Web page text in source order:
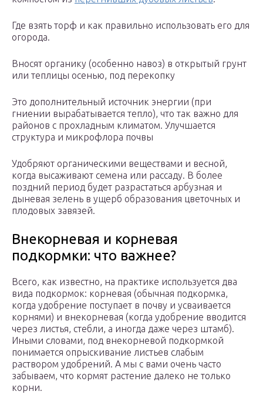
Где взять торф и как правильно использовать его для
огорода.
Вносят органику (особенно навоз) в открытый грунт
или теплицы осенью, под перекопку
Это дополнительный источник энергии (при
гниении вырабатывается тепло), что так важно для
районов с прохладным климатом. Улучшается
структура и микрофлора почвы
Удобряют органическими веществами и весной,
когда высаживают семена или рассаду. В более
поздний период будет разрастаться арбузная и
дыневая зелень в ущерб образования цветочных и
плодовых завязей.
Внекорневая и корневая
подкормки: что важнее?
Всего, как известно, на практике используется два
вида подкормок: корневая (обычная подкормка,
когда удобрение поступает в почву и усваивается
корнями) и внекорневая (когда удобрение вводится
через листья, стебли, а иногда даже через штамб).
Иными словами, под внекорневой подкормкой
понимается опрыскивание листьев слабым
раствором удобрений. А мы с вами очень часто
забываем, что кормят растение далеко не только
корни.